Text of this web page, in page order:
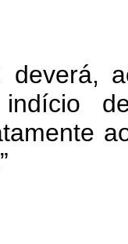
deverá,
indício